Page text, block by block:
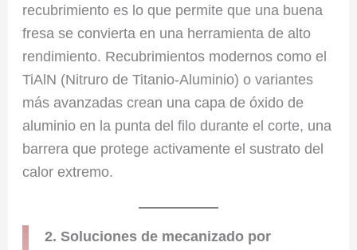
recubrimiento es lo que permite que una buena
fresa se convierta en una herramienta de alto
rendimiento. Recubrimientos modernos como el
TiAlN (Nitruro de Titanio-Aluminio) o variantes
más avanzadas crean una capa de óxido de
aluminio en la punta del filo durante el corte, una
barrera que protege activamente el sustrato del
calor extremo.
2. Soluciones de mecanizado por